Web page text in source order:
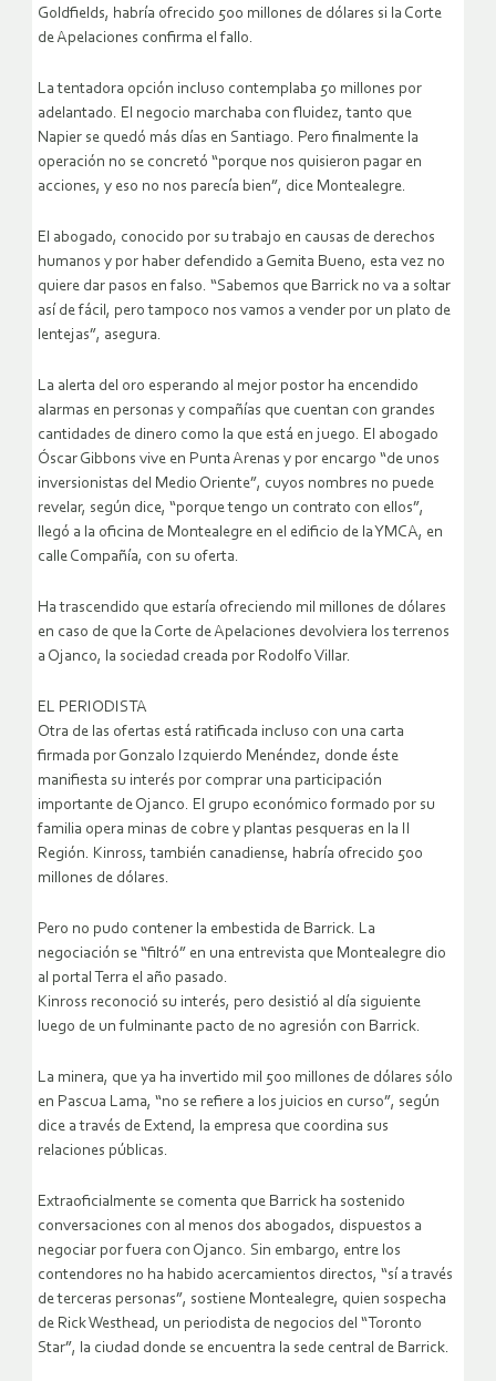
Goldfields, habría ofrecido 500 millones de dólares si la Corte
de Apelaciones confirma el fallo.
La tentadora opción incluso contemplaba 50 millones por
adelantado. El negocio marchaba con fluidez, tanto que
Napier se quedó más días en Santiago. Pero finalmente la
operación no se concretó “porque nos quisieron pagar en
acciones, y eso no nos parecía bien”, dice Montealegre.
El abogado, conocido por su trabajo en causas de derechos
humanos y por haber defendido a Gemita Bueno, esta vez no
quiere dar pasos en falso. “Sabemos que Barrick no va a soltar
así de fácil, pero tampoco nos vamos a vender por un plato de
lentejas”, asegura.
La alerta del oro esperando al mejor postor ha encendido
alarmas en personas y compañías que cuentan con grandes
cantidades de dinero como la que está en juego. El abogado
Óscar Gibbons vive en Punta Arenas y por encargo “de unos
inversionistas del Medio Oriente”, cuyos nombres no puede
revelar, según dice, “porque tengo un contrato con ellos”,
llegó a la oficina de Montealegre en el edificio de la YMCA, en
calle Compañía, con su oferta.
Ha trascendido que estaría ofreciendo mil millones de dólares
en caso de que la Corte de Apelaciones devolviera los terrenos
a Ojanco, la sociedad creada por Rodolfo Villar.
EL PERIODISTA
Otra de las ofertas está ratificada incluso con una carta
firmada por Gonzalo Izquierdo Menéndez, donde éste
manifiesta su interés por comprar una participación
importante de Ojanco. El grupo económico formado por su
familia opera minas de cobre y plantas pesqueras en la II
Región. Kinross, también canadiense, habría ofrecido 500
millones de dólares.
Pero no pudo contener la embestida de Barrick. La
negociación se “filtró” en una entrevista que Montealegre dio
al portal Terra el año pasado.
Kinross reconoció su interés, pero desistió al día siguiente
luego de un fulminante pacto de no agresión con Barrick.
La minera, que ya ha invertido mil 500 millones de dólares sólo
en Pascua Lama, “no se refiere a los juicios en curso”, según
dice a través de Extend, la empresa que coordina sus
relaciones públicas.
Extraoficialmente se comenta que Barrick ha sostenido
conversaciones con al menos dos abogados, dispuestos a
negociar por fuera con Ojanco. Sin embargo, entre los
contendores no ha habido acercamientos directos, “sí a través
de terceras personas”, sostiene Montealegre, quien sospecha
de Rick Westhead, un periodista de negocios del “Toronto
Star”, la ciudad donde se encuentra la sede central de Barrick.